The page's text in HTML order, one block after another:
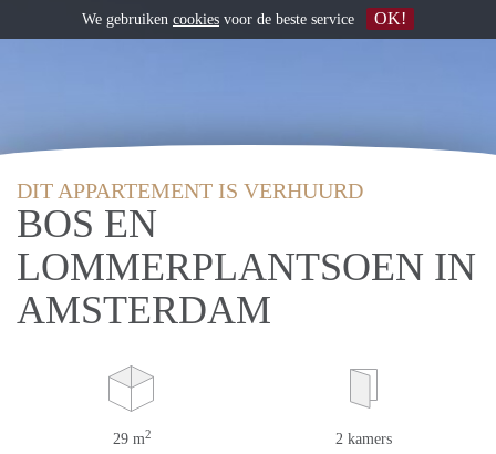
DIT APPARTEMENT IS VERHUURD
BOS EN
LOMMERPLANTSOEN IN
AMSTERDAM
29 m2 2 kamers
We gebruiken cookies voor de beste service OK!